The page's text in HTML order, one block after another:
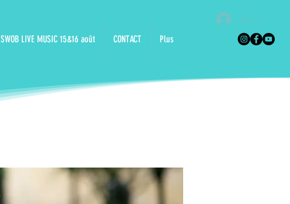
Se
SWOB LIVE MUSIC 15&16 août CONTACT Plus